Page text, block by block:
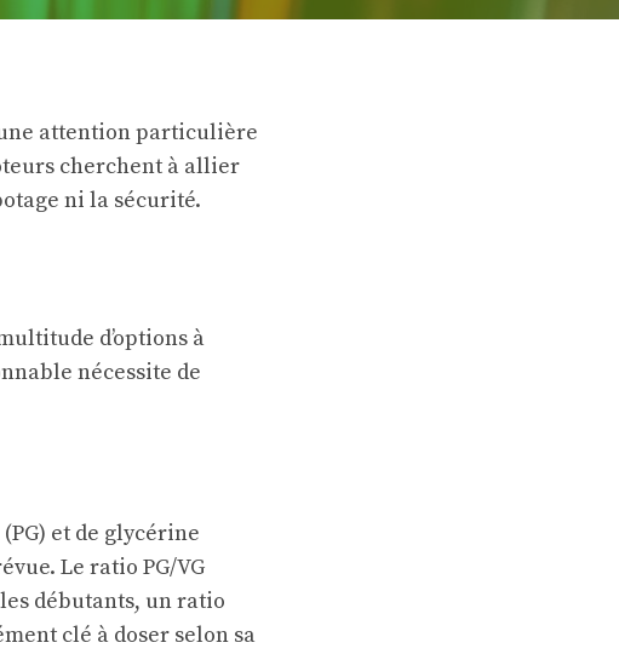
attention particulière
cherchent à allier
ni la sécurité.
d’options à
nécessite de
et de glycérine
Le ratio PG/VG
débutants, un ratio
clé à doser selon sa